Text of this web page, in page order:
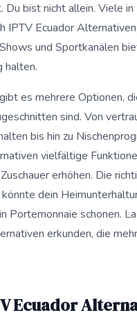
Du bist nicht allein. Viele in
IPTV Ecuador
und Sportkanälen
halten.
es mehrere Optionen,
sind. Von
bis hin zu
vielfältige
erhöhen. Die
dein
Portemonnaie schonen.
erkunden, die
Ecuador